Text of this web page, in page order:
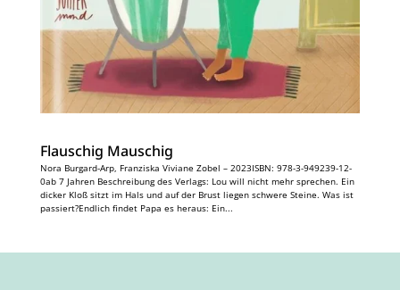
Flauschig Mauschig
Nora Burgard-Arp, Franziska Viviane Zobel – 2023ISBN: 978-3-949239-12-
0ab 7 Jahren Beschreibung des Verlags: Lou will nicht mehr sprechen. Ein
dicker Kloß sitzt im Hals und auf der Brust liegen schwere Steine. Was ist
passiert?Endlich findet Papa es heraus: Ein...